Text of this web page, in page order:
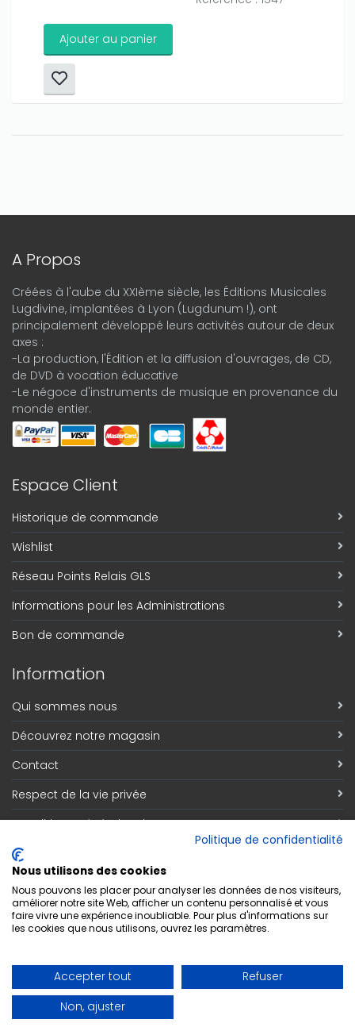
Ajouter au panier
A Propos
Créées à l'aube du XXIème siècle, les Éditions Musicales
Lugdivine, implantées à Lyon (Lugdunum !), ont
principalement développé leurs activités autour de deux
axes :
-La production, l'Édition et la diffusion d'ouvrages, de CD,
de DVD à vocation éducative
-Le négoce d'instruments de musique en provenance du
monde entier.
Espace Client
Historique de commande
Wishlist
Réseau Points Relais GLS
Informations pour les Administrations
Bon de commande
Information
Qui sommes nous
Découvrez notre magasin
Contact
Respect de la vie privée
Conditions générales de vente
Inscription Newsletter
Adresse email*
Politique de confidentialité
Nous utilisons des cookies
Nous pouvons les placer pour analyser les données de nos visiteurs,
améliorer notre site Web, afficher un contenu personnalisé et vous
faire vivre une expérience inoubliable. Pour plus d'informations sur
les cookies que nous utilisons, ouvrez les paramètres.
Accepter tout
Refuser
Non, ajuster